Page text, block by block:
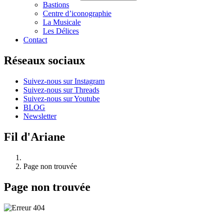
Bastions
Centre d’iconographie
La Musicale
Les Délices
Contact
Réseaux sociaux
Suivez-nous sur Instagram
Suivez-nous sur Threads
Suivez-nous sur Youtube
BLOG
Newsletter
Fil d'Ariane
Page non trouvée
Page non trouvée